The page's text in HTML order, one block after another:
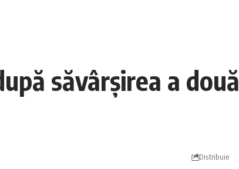
săvârșirea a două
Distribuie